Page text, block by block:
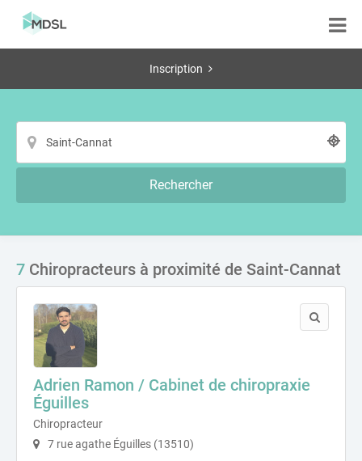
Inscription
Rechercher
7 Chiropracteurs à proximité de Saint-Cannat
Adrien Ramon / Cabinet de chiropraxie
Éguilles
Chiropracteur
7 rue agathe Éguilles (13510)